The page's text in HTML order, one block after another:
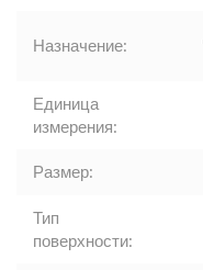
Назначение:
Единица
измерения:
Размер:
Тип
поверхности: